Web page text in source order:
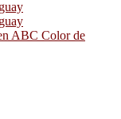
ABC Color de